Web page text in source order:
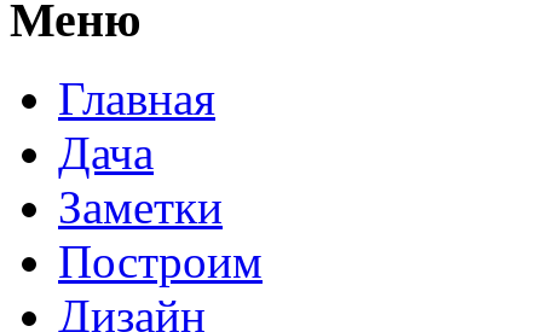
Меню
Главная
Дача
Заметки
Построим
Дизайн